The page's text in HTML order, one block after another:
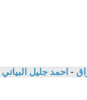
- احمد جليل البياتي